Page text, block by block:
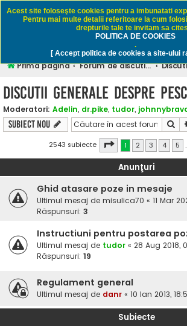
Rapitori.ro -
Prima pagină Forum de discutii despre pescuitul rapitorilor
Discutii generale despre
Moderatori: Adelin, dr.pike, tudor,
Subiect nou
2543 subiecte Pagina din 85
1 2 3 4 5
Anunţuri
Ghid atasare poze in mesaje
Ultimul mesaj de misulica70 « 11 Mar
Răspunsuri: 3
Instructiuni pentru postarea
Ultimul mesaj de tudor « 28 Aug 2018,
Răspunsuri: 19
Regulament general
Ultimul mesaj de danr « 10 Ian 2013,
Subiecte
Acest site foloseşte cookies pentru a imbunatati
Pentru mai multe detalii referitoare la cum
drepturile tale te invitam sa
POLITICA DE COOKIES
.
[ Accept politica de cookies a site-ului